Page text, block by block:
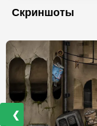
Скриншоты
❮